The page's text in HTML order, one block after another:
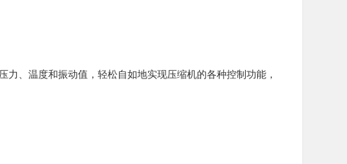
、温度和振动值，轻松自如地实现压缩机的各种控制功能，